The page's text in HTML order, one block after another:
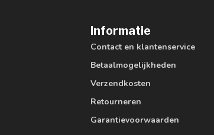
Informatie
Contact en klantenservice
Betaalmogelijkheden
Verzendkosten
Retourneren
Garantievoorwaarden